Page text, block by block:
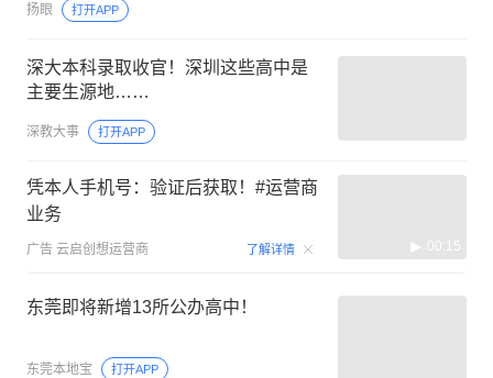
扬眼 打开APP
深大本科录取收官！深圳这些高中是
主要生源地……
深教大事 打开APP
凭本人手机号：验证后获取！#运营商
业务
广告 云启创想运营商 了解详情 00:15
东莞即将新增13所公办高中！
东莞本地宝 打开APP